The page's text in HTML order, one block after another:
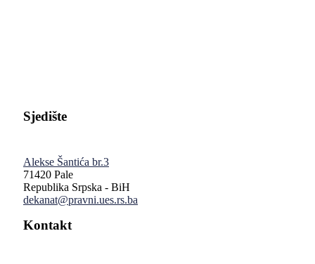
Sjedište
Alekse Šantića br.3
71420 Pale
Republika Srpska - BiH
dekanat@pravni.ues.rs.ba
Kontakt